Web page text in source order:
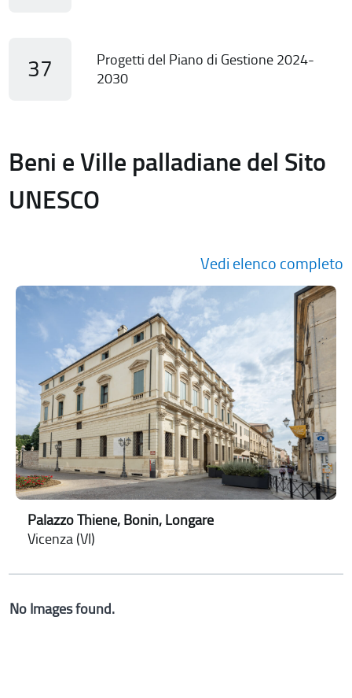
37
Progetti del Piano di Gestione 2024-
2030
Beni e Ville palladiane del Sito
UNESCO
Vedi elenco completo
Palazzo Thiene, Bonin, Longare
Vicenza (VI)
No Images found.